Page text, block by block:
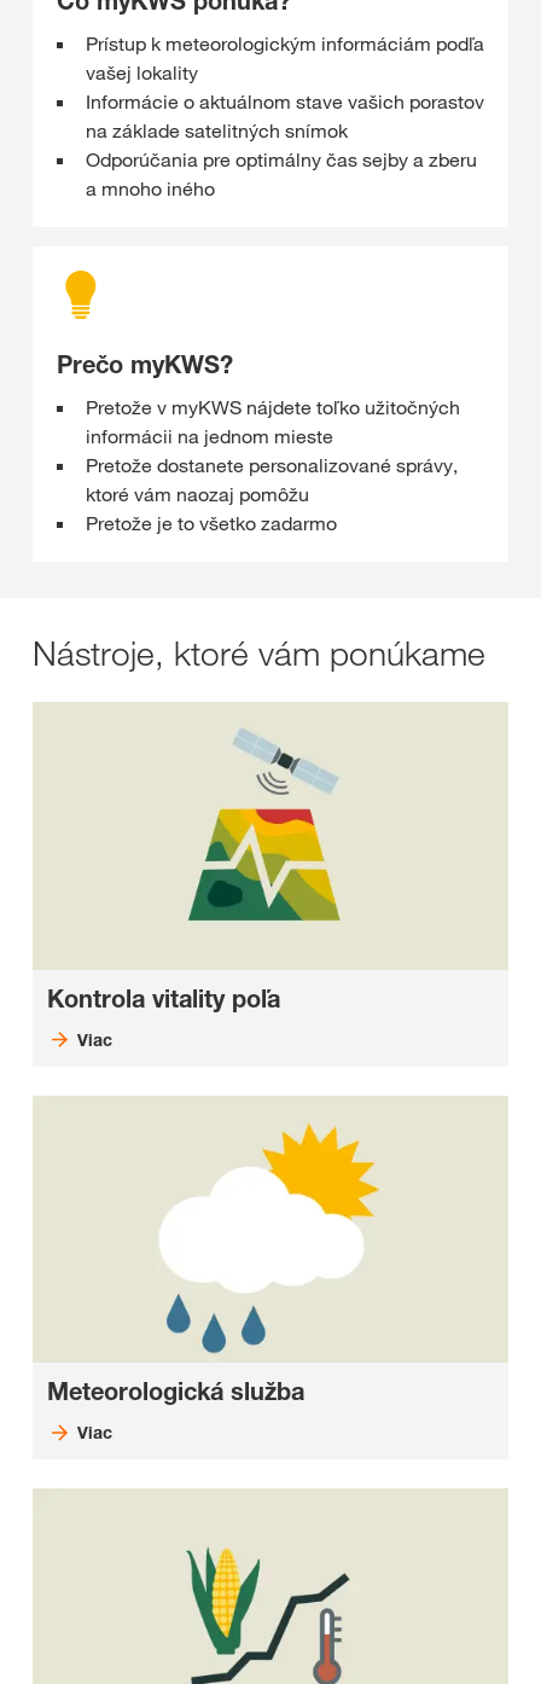
Prístup k meteorologickým informáciám podľa
vašej lokality
Informácie o aktuálnom stave vašich porastov
na základe satelitných snímok
Odporúčania pre optimálny čas sejby a zberu
a mnoho iného
Prečo myKWS?
Pretože v myKWS nájdete toľko užitočných
informácii na jednom mieste
Pretože dostanete personalizované správy,
ktoré vám naozaj pomôžu
Pretože je to všetko zadarmo
Nástroje, ktoré vám ponúkame
Kontrola vitality poľa
Viac
Meteorologická služba
Viac